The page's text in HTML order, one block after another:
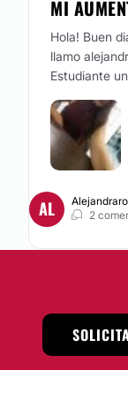
MI
Hola! Buen
llamo
Estudiante
AL
Alejandraro
2